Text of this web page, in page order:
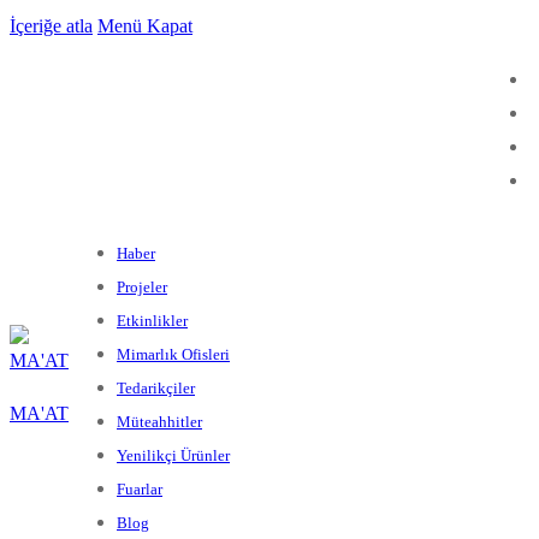
İçeriğe atla Menü Kapat
MA'AT
Haber
Projeler
Etkinlikler
Mimarlık Ofisleri
Tedarikçiler
Müteahhitler
Yenilikçi Ürünler
Fuarlar
Blog